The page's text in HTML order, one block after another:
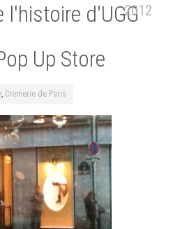
l'histoire d'UGG
Up Store
2012
, Cremerie de Paris